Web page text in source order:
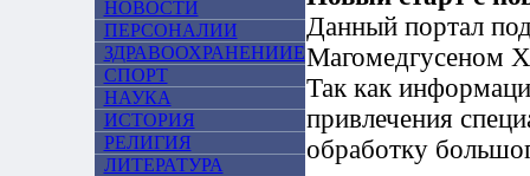
НОВОСТИ
ПЕРСОНАЛИИ
ЗДРАВООХРАНЕНИИЕ
СПОРТ
НАУКА
ИСТОРИЯ
РЕЛИГИЯ
ЛИТЕРАТУРА
Данный портал
Магомедгусеном
Так как
привлечения
обработку